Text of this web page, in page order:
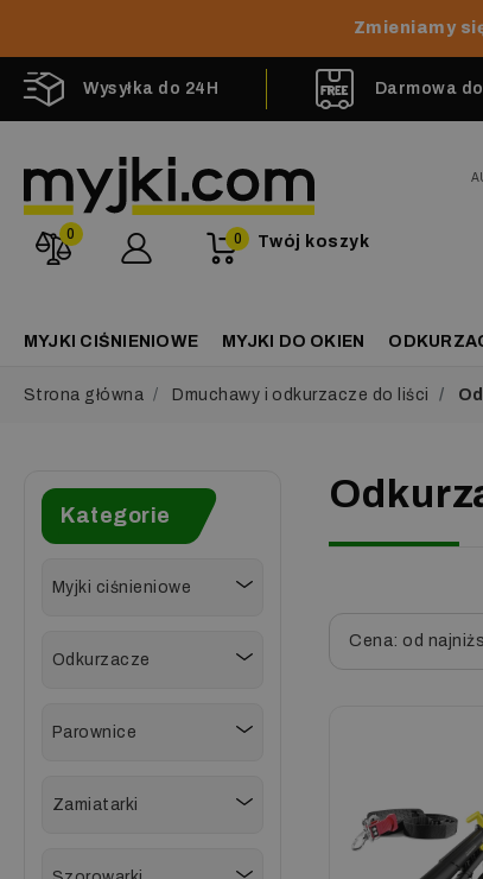
Zmieniamy
Wysyłka do 24H Darmowa
0 Twój koszyk
0
MYJKI CIŚNIENIOWE MYJKI DO OKIEN
Strona główna Dmuchawy i odkurzacze do liści
Kategorie
Myjki ciśnieniowe
Odkurzacze
Parownice
Zamiatarki
Cena: od